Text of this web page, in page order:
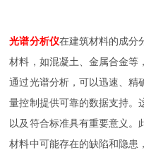
光谱分析仪在建筑材料的成分
材料，如混凝土、金属合金等
通过光谱分析，可以迅速、精
量控制提供可靠的数据支持。
以及符合标准具有重要意义。
材料中可能存在的缺陷和隐患